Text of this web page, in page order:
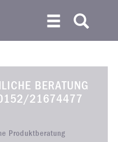
BERATUNG
21674477
Produktberatung